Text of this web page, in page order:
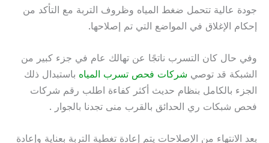
جودة عالية تتحمل ضغط المياه وظروف التربة مع التأكد من
إحكام الإغلاق في المواضع التي تم إصلاحها.
وفي حال كان التسرب ناتجًا عن تهالك عام في جزء كبير من
الشبكة قد توصي شركات فحص تسرب المياه باستبدال ذلك
الجزء بالكامل بنظام حديث أكثر كفاءة اطلب رقم شركات
فحص شبكات ري الحدائق بالقرب منى تجدنا بالجوار .
بعد الانتهاء من الإصلاحات يتم إعادة تغطية التربة بعناية وإعادة